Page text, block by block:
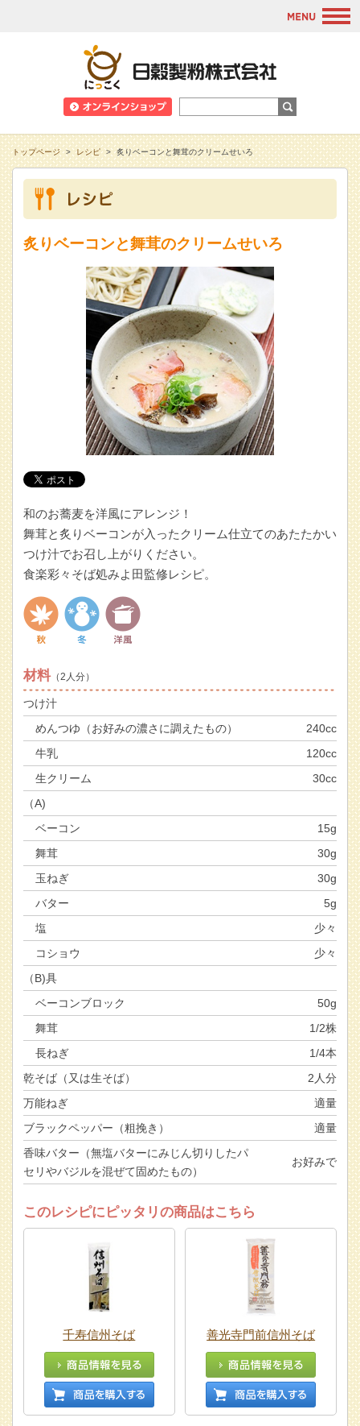
トップページ > レシピ > 炙りベーコンと舞茸のクリームせいろ
炙りベーコンと舞茸のクリームせいろ
和のお蕎麦を洋風にアレンジ！
舞茸と炙りベーコンが入ったクリーム仕立てのあたたかい
つけ汁でお召し上がりください。
食楽彩々そば処みよ田監修レシピ。
材料（2人分）
つけ汁
めんつゆ（お好みの濃さに調えたもの）
240cc
牛乳
120cc
生クリーム
30cc
（A)
ベーコン
15g
舞茸
30g
玉ねぎ
30g
バター
5g
塩
少々
コショウ
少々
（B)具
ベーコンブロック
50g
舞茸
1/2株
長ねぎ
1/4本
乾そば（又は生そば）
2人分
万能ねぎ
適量
ブラックペッパー（粗挽き）
適量
香味バター（無塩バターにみじん切りしたパ
セリやバジルを混ぜて固めたもの）
お好みで
このレシピにピッタリの商品はこちら
千寿信州そば 善光寺門前信州そば